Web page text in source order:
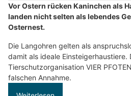
Vor Ostern rücken Kaninchen als
landen nicht selten als lebendes
Osternest.
Die Langohren gelten als
damit als ideale Einsteigerhaustiere.
Tierschutzorganisation VIER
falschen Annahme.